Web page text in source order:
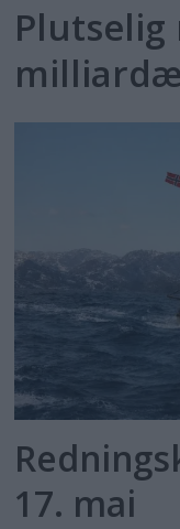
Plutselig
17. mai